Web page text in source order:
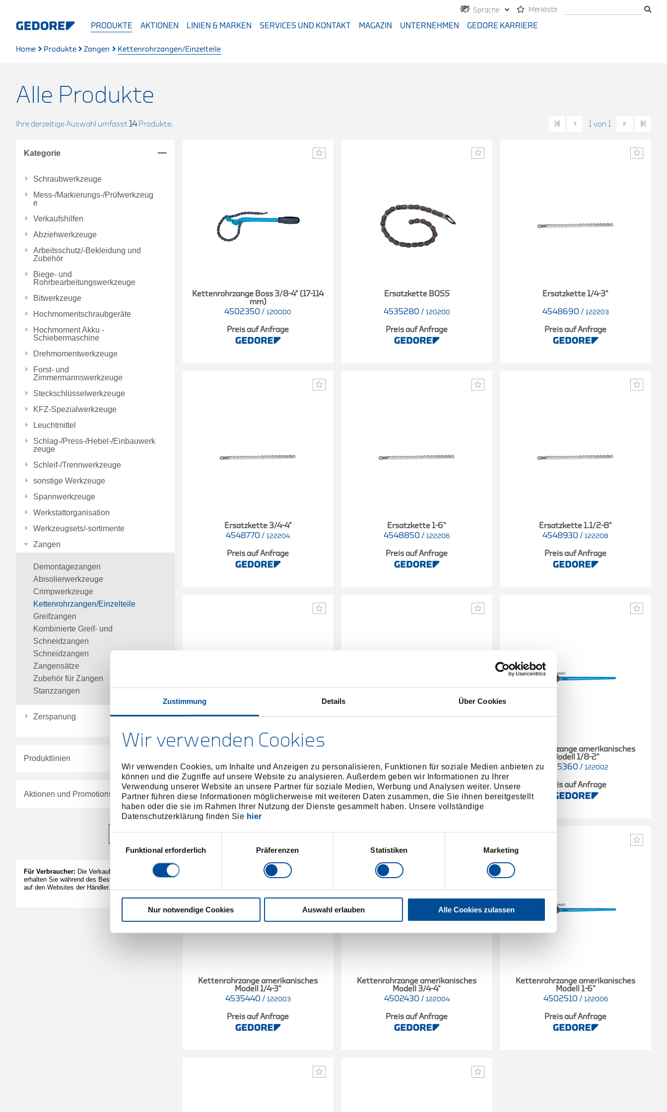
Zustimmung Details Über Cookies
Wir verwenden Cookies
Wir verwenden Cookies, um Inhalte und Anzeigen zu personalisieren, Funktionen für soziale Medien anbieten zu
können und die Zugriffe auf unsere Website zu analysieren. Außerdem geben wir Informationen zu Ihrer
Verwendung unserer Website an unsere Partner für soziale Medien, Werbung und Analysen weiter. Unsere
Partner führen diese Informationen möglicherweise mit weiteren Daten zusammen, die Sie ihnen bereitgestellt
haben oder die sie im Rahmen Ihrer Nutzung der Dienste gesammelt haben. Unsere vollständige
Datenschutzerklärung finden Sie hier
Funktional erforderlich
Präferenzen Statistiken Marketing
Nur notwendige Cookies Auswahl erlauben Alle Cookies zulassen
Sprache Merkliste
PRODUKTE AKTIONEN LINIEN & MARKEN SERVICES UND KONTAKT MAGAZIN UNTERNEHMEN GEDORE KARRIERE
Home Produkte Zangen Kettenrohrzangen/Einzelteile
Alle Produkte
Ihre derzeitige Auswahl umfasst 14Produkte. 1 von 1
Kategorie
Schraubwerkzeuge
Mess-/Markierungs-/Prüfwerkzeug
e
Verkaufshilfen
Abziehwerkzeuge
Arbeitsschutz/-Bekleidung und
Zubehör
Biege- und
Rohrbearbeitungswerkzeuge
Bitwerkzeuge
Hochmomentschraubgeräte
Hochmoment Akku -
Schiebermaschine
Drehmomentwerkzeuge
Forst- und
Zimmermannswerkzeuge
Steckschlüsselwerkzeuge
KFZ-Spezialwerkzeuge
Leuchtmittel
Schlag-/Press-/Hebel-/Einbauwerk
zeuge
Schleif-/Trennwerkzeuge
sonstige Werkzeuge
Spannwerkzeuge
Werkstattorganisation
Werkzeugsets/-sortimente
Zangen
Demontagezangen
Abisolierwerkzeuge
Crimpwerkzeuge
Kettenrohrzangen/Einzelteile
Greifzangen
Kombinierte Greif- und
Schneidzangen
Schneidzangen
Zangensätze
Zubehör für Zangen
Stanzzangen
Zerspanung
Produktlinien
Aktionen und Promotions
Filter anwenden
Für Verbraucher: Die Verkaufspreise der Händler
erhalten Sie während des Bestellvorgangs bzw.
auf den Websites der Händler.
Kettenrohrzange Boss 3/8-4" (17-114
mm)
4502350 / 120000
Preis auf Anfrage
Ersatzkette BOSS
4535280 / 120200
Preis auf Anfrage
Ersatzkette 1/4-3"
4548690 / 122203
Preis auf Anfrage
Ersatzkette 3/4-4"
4548770 / 122204
Preis auf Anfrage
Ersatzkette 1-6"
4548850 / 122206
Preis auf Anfrage
Ersatzkette 1.1/2-8"
4548930 / 122208
Preis auf Anfrage
Ersatzkette 2-12"
4549070 / 122212
Preis auf Anfrage
4548500/ 122202
Preis auf Anfrage
Kettenrohrzange amerikanisches
Modell 1/8-2"
4535360 / 122002
Preis auf Anfrage
Kettenrohrzange amerikanisches
Modell 1/4-3"
4535440 / 122003
Preis auf Anfrage
Kettenrohrzange amerikanisches
Modell 3/4-4"
4502430 / 122004
Preis auf Anfrage
Kettenrohrzange amerikanisches
Modell 1-6"
4502510 / 122006
Preis auf Anfrage